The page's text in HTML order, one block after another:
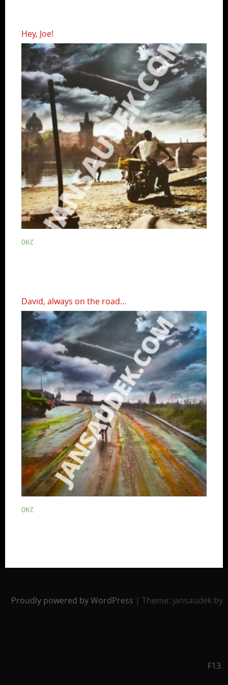
Hey, Joe!
0Kč
David, always on the road…
0Kč
Proudly powered by WordPress | Theme: jansaudek by
F13.